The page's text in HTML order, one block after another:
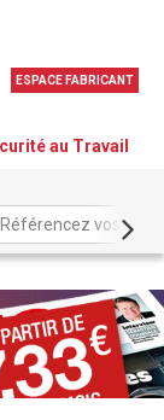
ESPACE FABRICANT
au Travail
Référencez vos